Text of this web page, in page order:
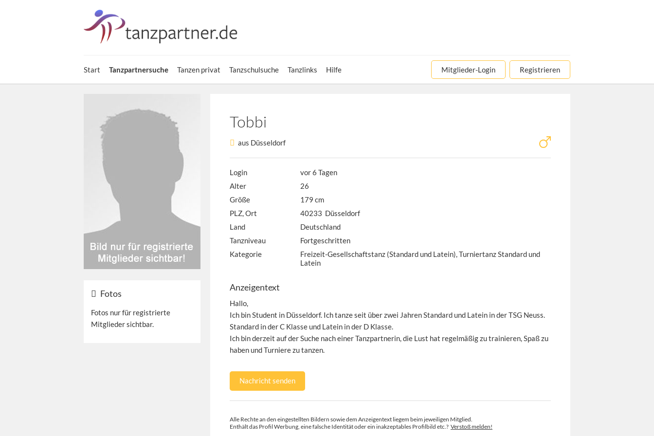
Start Tanzpartnersuche Tanzen privat Tanzschulsuche Tanzlinks Hilfe Mitglieder-Login Registrieren
Fotos
Fotos nur für registrierte
Mitglieder sichtbar.
Tobbi
aus Düsseldorf
Login
vor 6 Tagen
Alter
26
Größe
179 cm
PLZ, Ort
40233 Düsseldorf
Land
Deutschland
Tanzniveau
Fortgeschritten
Kategorie
Freizeit-Gesellschaftstanz (Standard und Latein), Turniertanz Standard und
Latein
Anzeigentext
Hallo,
Ich bin Student in Düsseldorf. Ich tanze seit über zwei Jahren Standard und Latein in der TSG Neuss.
Standard in der C Klasse und Latein in der D Klasse.
Ich bin derzeit auf der Suche nach einer Tanzpartnerin, die Lust hat regelmäßig zu trainieren, Spaß zu
haben und Turniere zu tanzen.
Nachricht senden
Alle Rechte an den eingestellten Bildern sowie dem Anzeigentext liegem beim jeweiligen Mitglied.
Enthält das Profil Werbung, eine falsche Identität oder ein inakzeptables Profilbild etc.? Verstoß melden!